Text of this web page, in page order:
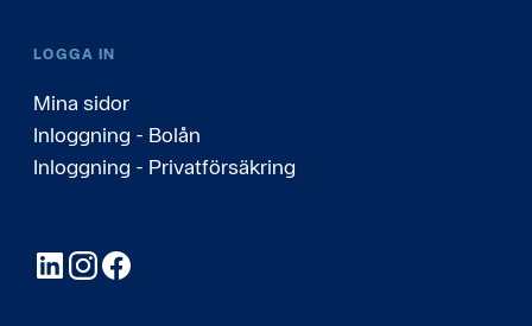
LOGGA IN
Mina sidor
Inloggning - Bolån
Inloggning - Privatförsäkring
LinkedInInstagram